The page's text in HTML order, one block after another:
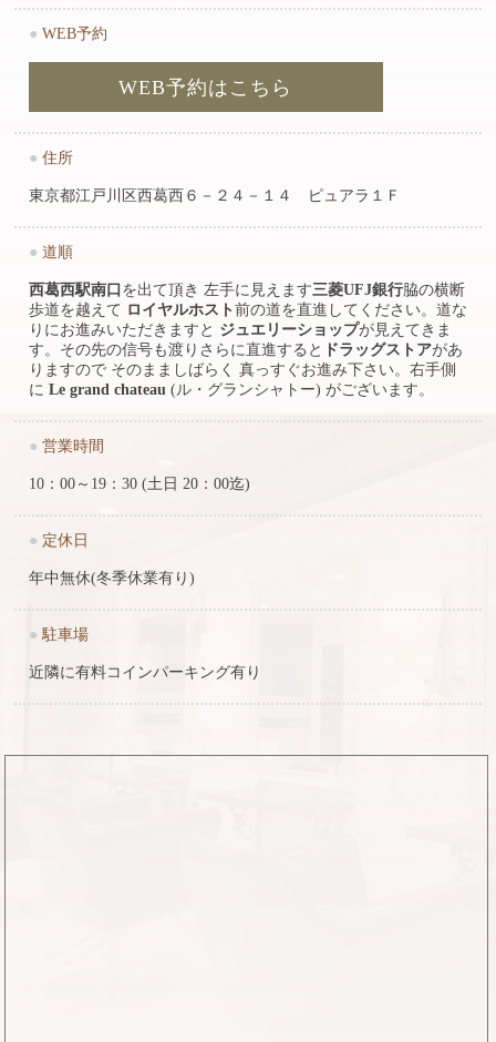
● WEB予約
WEB予約はこちら
● 住所
東京都江戸川区西葛西６－２４－１４ ピュアラ１Ｆ
● 道順
西葛西駅南口 を出て頂き 左手に見えます三菱UFJ銀行脇の横断
歩道を越えて ロイヤルホスト前の道を直進してください。道な
りにお進みいただきますと ジュエリーショップが見えてきま
す。その先の信号も渡りさらに直進すると ドラッグストアがあ
りますので そのまましばらく 真っすぐお進み下さい。右手側
に Le grand chateau (ル・グランシャトー) がございます。
● 営業時間
10：00～19：30 (土日 20：00迄)
● 定休日
年中無休(冬季休業有り)
● 駐車場
近隣に有料コインパーキング有り